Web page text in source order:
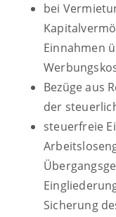
bei
Einnahmen
Bezüge aus
der
steuerfreie
Sicherung